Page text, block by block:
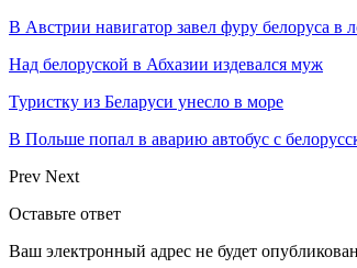
В Австрии навигатор завел фуру белоруса в
Над белоруской в Абхазии издевался муж
Туристку из Беларуси унесло в море
В Польше попал в аварию автобус с
Prev Next
Оставьте ответ
Ваш электронный адрес не будет